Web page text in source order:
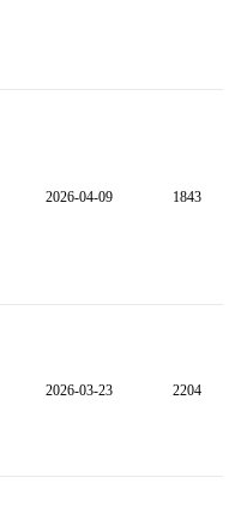
2026-04-09 1843
2026-03-23 2204